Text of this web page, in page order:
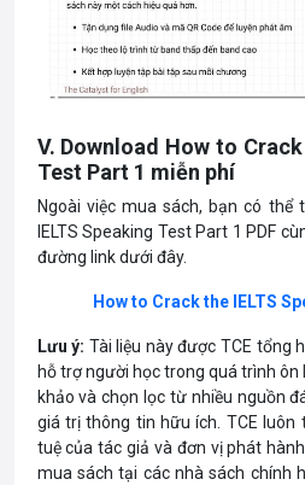
V. Download How to
Test Part 1 miễn phí
Ngoài việc mua sách, bạn có thể
IELTS Speaking Test Part 1 PDF
đường link dưới đây.
How to Crack the IELTS
Lưu ý: Tài liệu này được TCE tổng
hỗ trợ người học trong quá trình ôn
khảo và chọn lọc từ nhiều nguồn
giá trị thông tin hữu ích. TCE
tuệ của tác giả và đơn vị phát
mua sách tại các nhà sách chính